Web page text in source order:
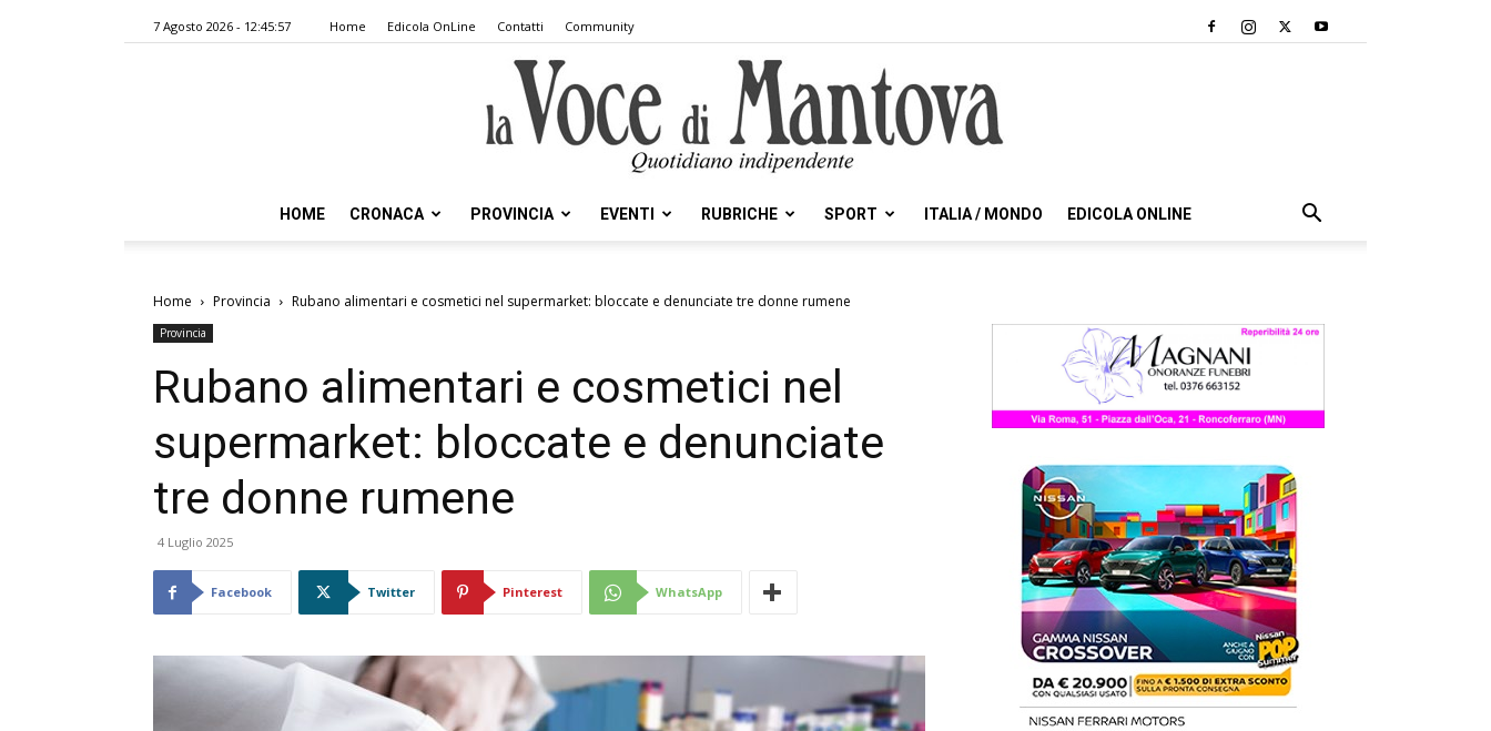
7 Agosto 2026 - 12:45:57 Home Edicola OnLine Contatti Community
Voce
HOME CRONACA PROVINCIA EVENTI RUBRICHE SPORT ITALIA / MONDO EDICOLA ONLINE
Home Provincia Rubano alimentari e cosmetici nel supermarket: bloccate e denunciate tre donne rumene
Provincia
Rubano alimentari e cosmetici nel
supermarket: bloccate e denunciate
tre donne rumene
4 Luglio 2025
Facebook Twitter Pinterest WhatsApp